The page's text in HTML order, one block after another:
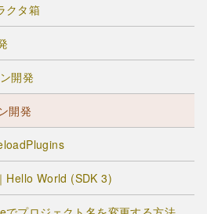
クタ箱
開発
開発
Hello World (SDK 3)